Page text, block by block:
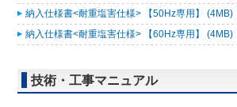
納入仕様書<耐重塩害仕様> 【50Hz専用】 (4MB)
納入仕様書<耐重塩害仕様> 【60Hz専用】 (4MB)
技術・工事マニュアル